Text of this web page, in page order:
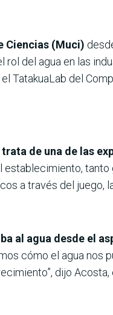
Ciencias (Muci)
del agua en las
TatakuaLab del
trata de una de las
establecimiento,
a través del juego,
al agua desde el
cómo el agua nos
dijo